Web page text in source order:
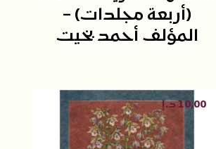
(أربعة مجلدات) –
المؤلف أحمد بخيت
10,00د.إ